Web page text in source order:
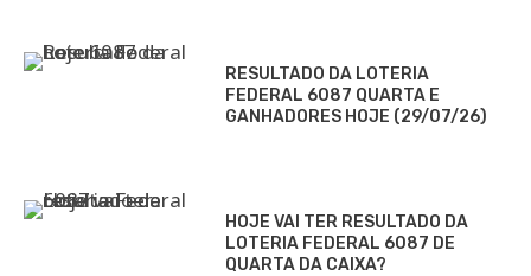
RESULTADO DA LOTERIA
FEDERAL 6087 QUARTA E
GANHADORES HOJE (29/07/26)
HOJE VAI TER RESULTADO DA
LOTERIA FEDERAL 6087 DE
QUARTA DA CAIXA?